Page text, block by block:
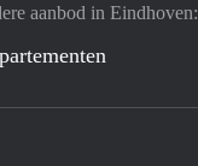
aanbod in Eindhoven: